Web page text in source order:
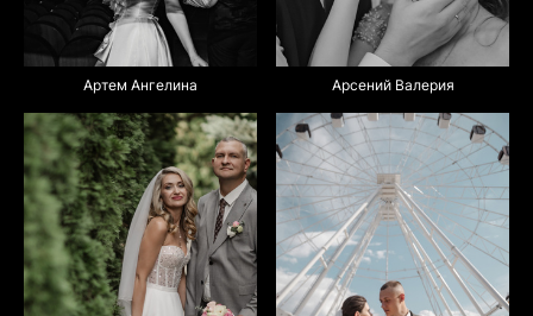
Артем Ангелина Арсений Валерия